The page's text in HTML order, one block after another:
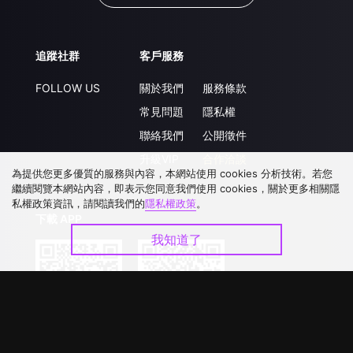
追蹤社群
FOLLOW US
客戶服務
關於我們
常見問題
聯絡我們
服務條款
隱私權
公開徵件
為提供您更多優質的服務與內容，本網站使用 cookies 分析技術。若您
繼續閱覽本網站內容，即表示您同意我們使用 cookies，關於更多相關隱
私權政策資訊，請閱讀我們的隱私權政策。
我知道了